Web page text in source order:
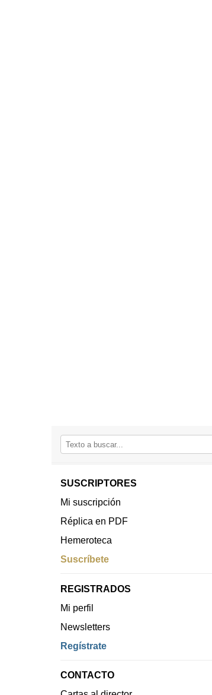
SUSCRIPTORES
Mi suscripción
Réplica en PDF
Hemeroteca
Suscríbete
REGISTRADOS
Mi perfil
Newsletters
Regístrate
CONTACTO